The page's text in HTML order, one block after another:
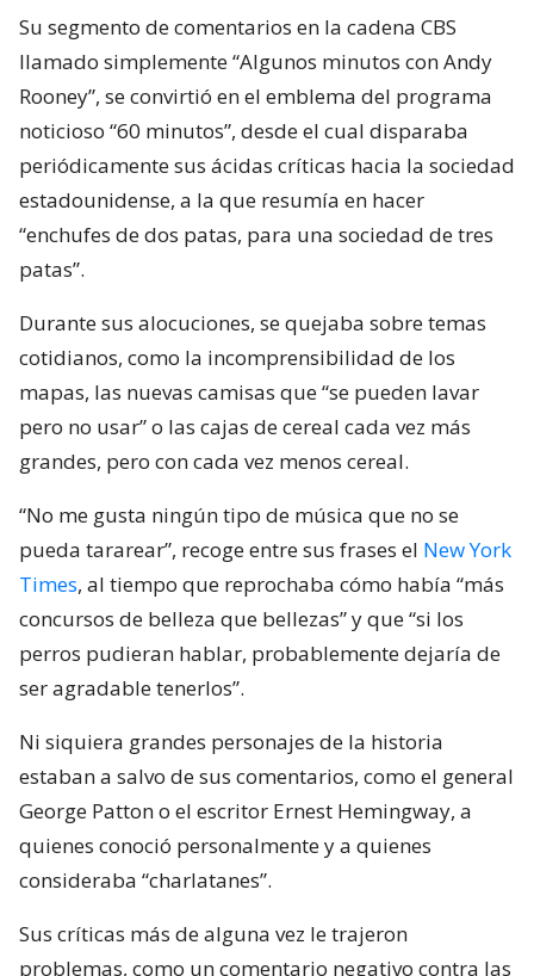
Su segmento de comentarios en la cadena CBS
llamado simplemente “Algunos minutos con Andy
Rooney”, se convirtió en el emblema del programa
noticioso “60 minutos”, desde el cual disparaba
periódicamente sus ácidas críticas hacia la sociedad
estadounidense, a la que resumía en hacer
“enchufes de dos patas, para una sociedad de tres
patas”.
Durante sus alocuciones, se quejaba sobre temas
cotidianos, como la incomprensibilidad de los
mapas, las nuevas camisas que “se pueden lavar
pero no usar” o las cajas de cereal cada vez más
grandes, pero con cada vez menos cereal.
“No me gusta ningún tipo de música que no se
pueda tararear”, recoge entre sus frases el New York
Times, al tiempo que reprochaba cómo había “más
concursos de belleza que bellezas” y que “si los
perros pudieran hablar, probablemente dejaría de
ser agradable tenerlos”.
Ni siquiera grandes personajes de la historia
estaban a salvo de sus comentarios, como el general
George Patton o el escritor Ernest Hemingway, a
quienes conoció personalmente y a quienes
consideraba “charlatanes”.
Sus críticas más de alguna vez le trajeron
problemas, como un comentario negativo contra las